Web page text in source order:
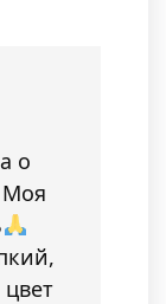
о
Моя